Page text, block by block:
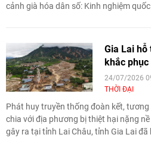
cảnh già hóa dân số: Kinh nghiệm
huy họ như một nguồn lực của phát
tác quốc tế trong chăm sóc dài hạn,
dựng các mô hình già hóa chủ động.
Gia Lai hỗ
khắc
24/07/2026
THỜI ĐẠI
Phát huy truyền thống đoàn kết,
chia với địa phương bị thiệt hại nặng
gây ra tại tỉnh Lai Châu, tỉnh Gia Lai